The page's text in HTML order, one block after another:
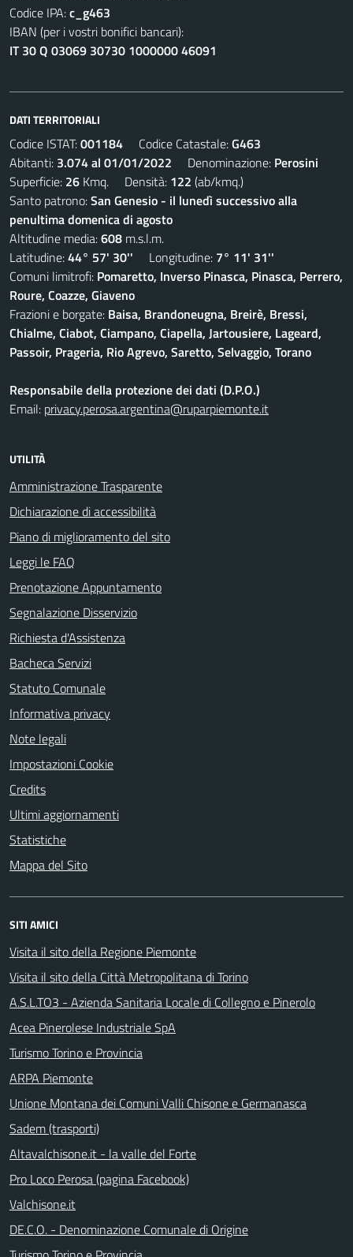
Codice IPA:c_g463
IBAN (per i vostri bonifici bancari):
IT 30 Q 03069 30730 1000000 46091
DATI TERRITORIALI
Codice ISTAT:001184 Codice Catastale:G463
Abitanti: 3.074 al 01/01/2022 Denominazione: Perosini
Superficie: 26 Kmq. Densità: 122 (ab/kmq.)
Santo patrono:San Genesio - il lunedì successivo alla
penultima domenica di agosto
Altitudine media:608 m.s.l.m.
Latitudine:44° 57' 30'' Longitudine: 7° 11' 31''
Comuni limitrofi: Pomaretto, Inverso Pinasca, Pinasca, Perrero,
Roure, Coazze, Giaveno
Frazioni e borgate: Baisa, Brandoneugna, Breirè, Bressi,
Chialme, Ciabot, Ciampano, Ciapella, Jartousiere, Lageard,
Passoir, Prageria, Rio Agrevo, Saretto, Selvaggio, Torano
Responsabile della protezione dei dati (D.P.O.)
Email: privacy.perosa.argentina@ruparpiemonte.it
UTILITÀ
Amministrazione Trasparente
Dichiarazione di accessibilità
Piano di miglioramento del sito
Leggi le FAQ
Prenotazione Appuntamento
Segnalazione Disservizio
Richiesta d'Assistenza
Bacheca Servizi
Statuto Comunale
Informativa privacy
Note legali
Impostazioni Cookie
Credits
Ultimi aggiornamenti
Statistiche
Mappa del Sito
SITI AMICI
Visita il sito della Regione Piemonte
Visita il sito della Città Metropolitana di Torino
A.S.L.TO3 - Azienda Sanitaria Locale di Collegno e Pinerolo
Acea Pinerolese Industriale SpA
Turismo Torino e Provincia
ARPA Piemonte
Unione Montana dei Comuni Valli Chisone e Germanasca
Sadem (trasporti)
Altavalchisone.it - la valle del Forte
Pro Loco Perosa (pagina Facebook)
Valchisone.it
DE.C.O. - Denominazione Comunale di Origine